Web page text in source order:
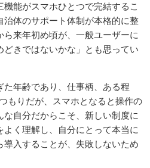
能がスマホひとつで完結するこ
治体のサポート体制が本格的に整
来年初め頃が、一般ユーザーに
きではないかな」とも思ってい
年齢であり、仕事柄、ある程
もりだが、スマホとなると操作の
自分だからこそ、新しい制度に
く理解し、自分にとって本当に
入することが、失敗しないため